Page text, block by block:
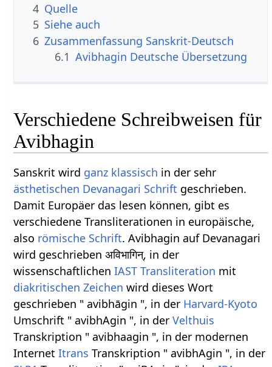
4 Quelle
5 Siehe auch
6 Zusammenfassung Sanskrit-Deutsch
6.1 Avibhagin Deutsche Übersetzung
Verschiedene Schreibweisen für
Avibhagin
Sanskrit wird ganz klassisch in der sehr
ästhetischen Devanagari Schrift geschrieben.
Damit Europäer das lesen können, gibt es
verschiedene Transliterationen in europäische,
also römische Schrift. Avibhagin auf Devanagari
wird geschrieben अविभागिन्, in der
wissenschaftlichenIAST Transliteration mit
diakritischen Zeichen wird dieses Wort
geschrieben " avibhāgin ", in der Harvard-Kyoto
Umschrift " avibhAgin ", in derVelthuis
Transkription " avibhaagin ", in der modernen
InternetItrans Transkription " avibhAgin ", in der